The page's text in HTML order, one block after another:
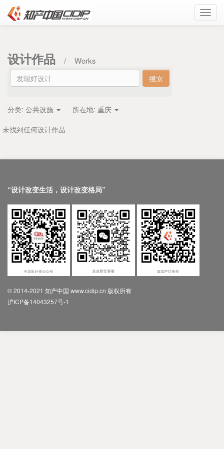
设计作品 / Works
分类: 公共设施 所在地: 重庆
未找到任何设计作品
“设计改变生活，设计改变格局”
© 2014-2021 知产中国 www.cidip.cn 版权所有
沪ICP备14043257号-1